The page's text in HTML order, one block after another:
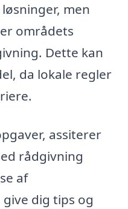
men
områdets
Dette kan
da lokale regler
assiterer
rådgivning
af
dig tips og